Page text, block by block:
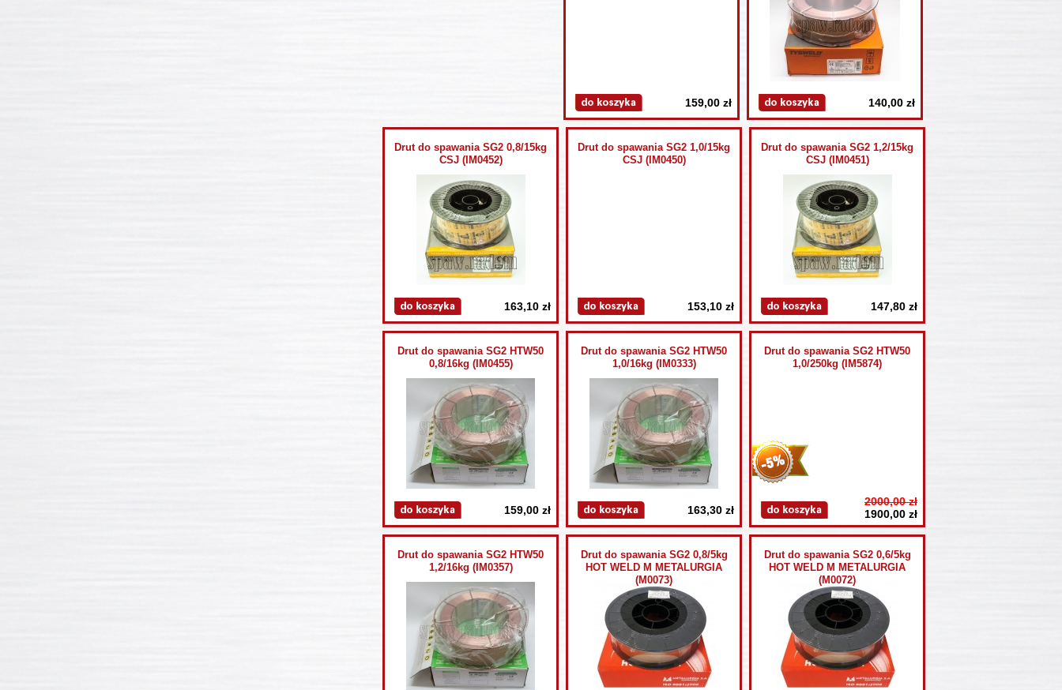
159,00 zł 140,00 zł
Drut do spawania SG2 0,8/15kg
CSJ (IM0452)
163,10 zł
Drut do spawania SG2 1,0/15kg
CSJ (IM0450)
153,10 zł
Drut do spawania SG2 1,2/15kg
CSJ (IM0451)
147,80 zł
Drut do spawania SG2 HTW50
0,8/16kg (IM0455)
159,00 zł
Drut do spawania SG2 HTW50
1,0/16kg (IM0333)
163,30 zł
Drut do spawania SG2 HTW50
1,0/250kg (IM5874)
2000,00 zł
1900,00 zł
Drut do spawania SG2 HTW50
1,2/16kg (IM0357)
Drut do spawania SG2 0,8/5kg
HOT WELD M METALURGIA
(M0073)
Drut do spawania SG2 0,6/5kg
HOT WELD M METALURGIA
(M0072)